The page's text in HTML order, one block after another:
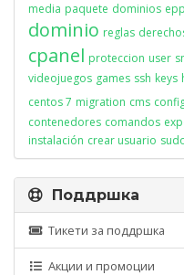
media paquete dominios epp
dominio reglas
cpanel proteccion user
videojuegos games ssh keys
centos 7 migration cms
contenedores comandos
instalación crear usuario
Поддршка
Тикети за поддршка
Акции и промоции